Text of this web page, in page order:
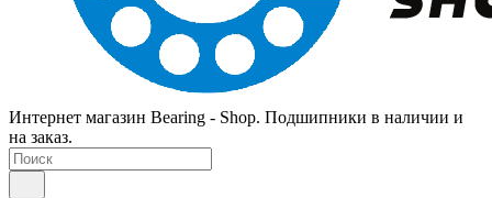
Интернет магазин Bearing - Shop. Подшипники в наличии и
на заказ.